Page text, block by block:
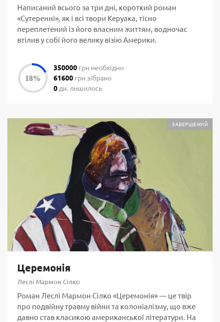
Написаний всього за три дні, короткий роман
«Сутеренні», як і всі твори Керуака, тісно
переплетений із його власним життям, водночас
втілив у собі його велику візію Америки.
350000 грн необхідно
61600 грн зібрано
0 дн. лишилось
ЗАВЕРШЕНИЙ
Церемонія
Леслі Мармон Сілко
Роман Леслі Мармон Сілко «Церемонія» — це твір
про подвійну травму війни та колоніалізму, що вже
давно став класикою американської літератури. На